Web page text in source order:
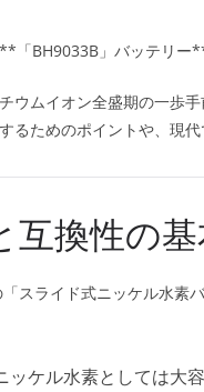
「BH9033B」バッテリー
ウムイオン全盛期の一歩
るためのポイントや、現代
互換性の
スライド式ニッケル水素
ケル水素としては大容